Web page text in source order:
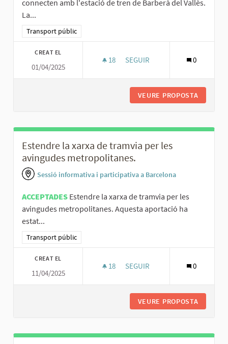
connecten amb l'estació de tren de Barberà del Vallès.
La...
Resultats al filtrar per la categoria: Transport públic
Transport públic
CREAT EL
01/04/2025
18 18 SEGUIDORES
SEGUIR 0
VEURE PROPOSTA
Estendre la xarxa de tramvia per les
avingudes metropolitanes.
Sessió informativa i participativa a Barcelona
ACCEPTADES Estendre la xarxa de tramvia per les
avingudes metropolitanes. Aquesta aportació ha
estat...
Resultats al filtrar per la categoria: Transport públic
Transport públic
CREAT EL
11/04/2025
18 18 SEGUIDORES
SEGUIR 0
VEURE PROPOSTA